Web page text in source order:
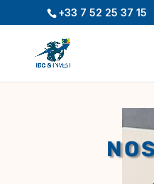
+33 7 52 25 37 15